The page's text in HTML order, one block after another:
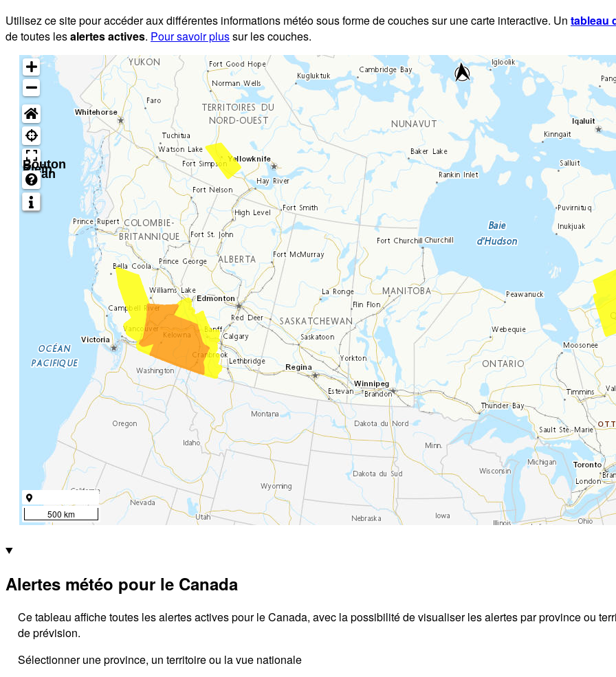
Utilisez ce site pour accéder aux différentes informations météo sous forme de couches sur une carte interactive. Un tableau
de toutes lesalertes actives. Pour savoir plussur les couches.
Bouton
Plein
écran
500 km
Alertes météo pour le Canada
Ce tableau affiche toutes les alertes actives pour le Canada, avec la possibilité de visualiser les alertes par province ou
de prévision.
Sélectionner une province, un territoire ou la vue nationale